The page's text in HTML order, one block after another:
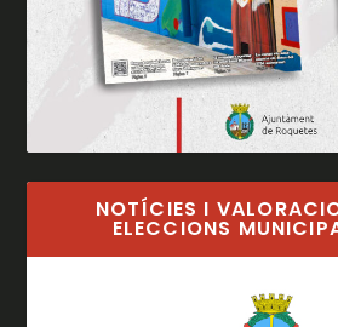
NOTÍCIES I
ELECCIONS